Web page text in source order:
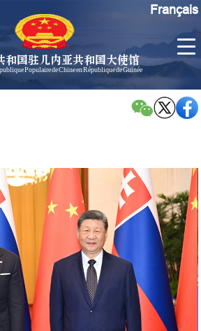
和国驻几内亚共和国大使馆
Populaire de Chine en République de Guinée
孙勇大
孙勇大
使简历
中国历
任驻几
内亚大
使
了
解
Français